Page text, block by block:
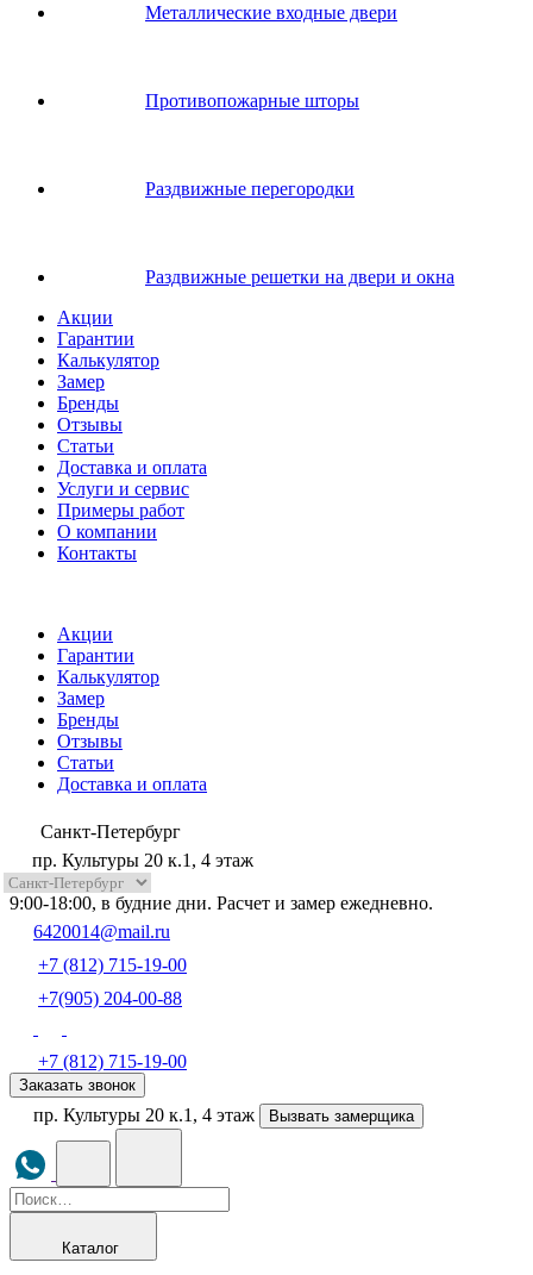
Металлические входные двери
Противопожарные шторы
Раздвижные перегородки
Раздвижные решетки на двери и окна
Акции
Гарантии
Калькулятор
Замер
Бренды
Отзывы
Статьи
Доставка и оплата
Услуги и сервис
Примеры работ
О компании
Контакты
Акции
Гарантии
Калькулятор
Замер
Бренды
Отзывы
Статьи
Доставка и оплата
Санкт-Петербург
пр. Культуры 20 к.1, 4 этаж
9:00-18:00, в будние дни. Расчет и замер ежедневно.
6420014@mail.ru
+7 (812) 715-19-00
+7(905) 204-00-88
+7 (812) 715-19-00
Заказать звонок
пр. Культуры 20 к.1, 4 этаж Вызвать замерщика
Каталог